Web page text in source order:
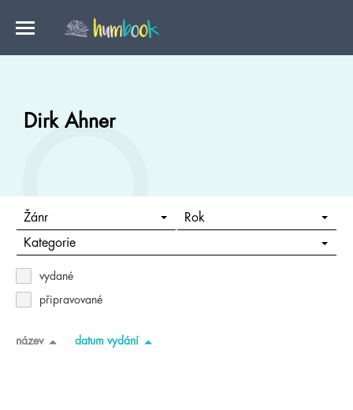
Dirk Ahner
Žánr Rok
Kategorie
vydané
připravované
název datum vydání